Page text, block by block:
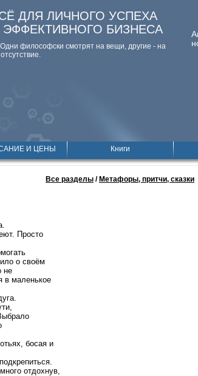
ДЛЯ ЛИЧНОГО УСПЕХА
ЭФФЕКТИВНОГО БИЗНЕСА
философски смотpят на вещи, дpугие - на
И ЦЕНЫ Книги
Все разделы / Метафоры, притчи, сказки
Просто
о своём
не
в маленькое
босая и
отдохнув,